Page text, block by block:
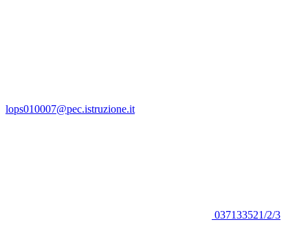
lops010007@pec.istruzione.it
037133521/2/3